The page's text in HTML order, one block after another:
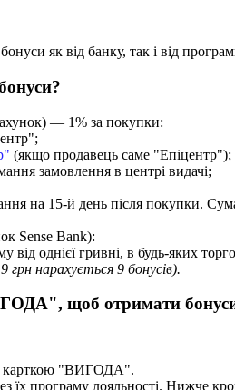
бонуси як від банку, так і від програм
онуси?
ахунок) — 1% за покупки:
ентр";
" (якщо продавець саме "Епіцентр");
ання замовлення в центрі видачі;
ння на 15-й день після покупки. Сум
ок Sense Bank):
у від однієї гривні, в будь-яких торго
9 грн нарахується 9 бонусів).
ГОДА", щоб отримати бонус
карткою "ВИГОДА".
ез їх програму лояльності. Нижче кро